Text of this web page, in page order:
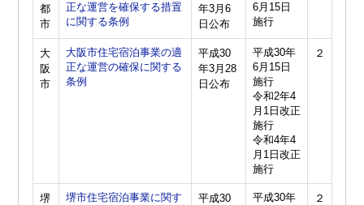
都
市
正な運営を確保する措置
に関する条例
年3月6
日公布
6月15日
施行
大
阪
市
大阪市住宅宿泊事業の適
正な運営の確保に関する
条例
平成30
年3月28
日公布
平成30年
6月15日
施行
令和2年4
月1日改正
施行
令和4年4
月1日改正
施行
２
堺
堺市住宅宿泊事業に関す
平成30
平成30年
２